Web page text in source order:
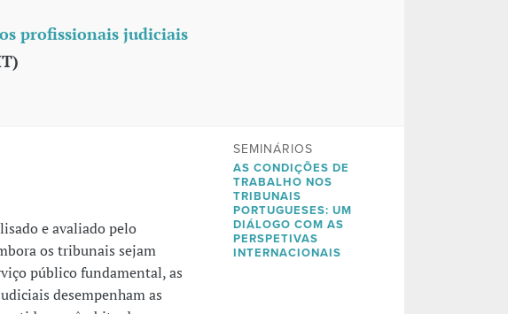
profissionais judiciais
e avaliado pelo
os tribunais sejam
público fundamental, as
desempenham as
SEMINÁRIOS
AS CONDIÇÕES DE
TRABALHO NOS
TRIBUNAIS
PORTUGUESES: UM
DIÁLOGO COM AS
PERSPETIVAS
INTERNACIONAIS